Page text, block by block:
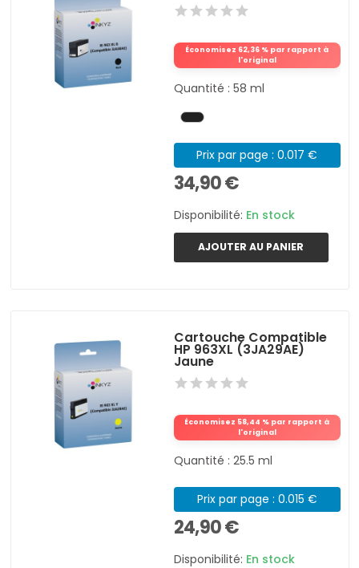
Économisez 62,36 % par rapport à
l'original
Quantité : 58 ml
Prix par page : 0.017 €
34,90 €
Disponibilité: En stock
AJOUTER AU PANIER
Cartouche Compatible
HP 963XL (3JA29AE)
Jaune
Économisez 58,44 % par rapport à
l'original
Quantité : 25.5 ml
Prix par page : 0.015 €
24,90 €
Disponibilité: En stock